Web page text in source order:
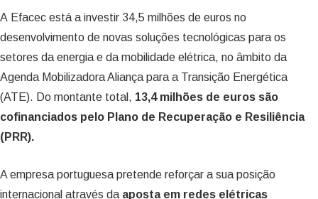
A Efacec está a investir 34,5 milhões de euros no
desenvolvimento de novas soluções tecnológicas para os
setores da energia e da mobilidade elétrica, no âmbito da
Agenda Mobilizadora Aliança para a Transição Energética
(ATE). Do montante total, 13,4 milhões de euros são
cofinanciados pelo Plano de Recuperação e Resiliência
(PRR).
A empresa portuguesa pretende reforçar a sua posição
internacional através da aposta em redes elétricas